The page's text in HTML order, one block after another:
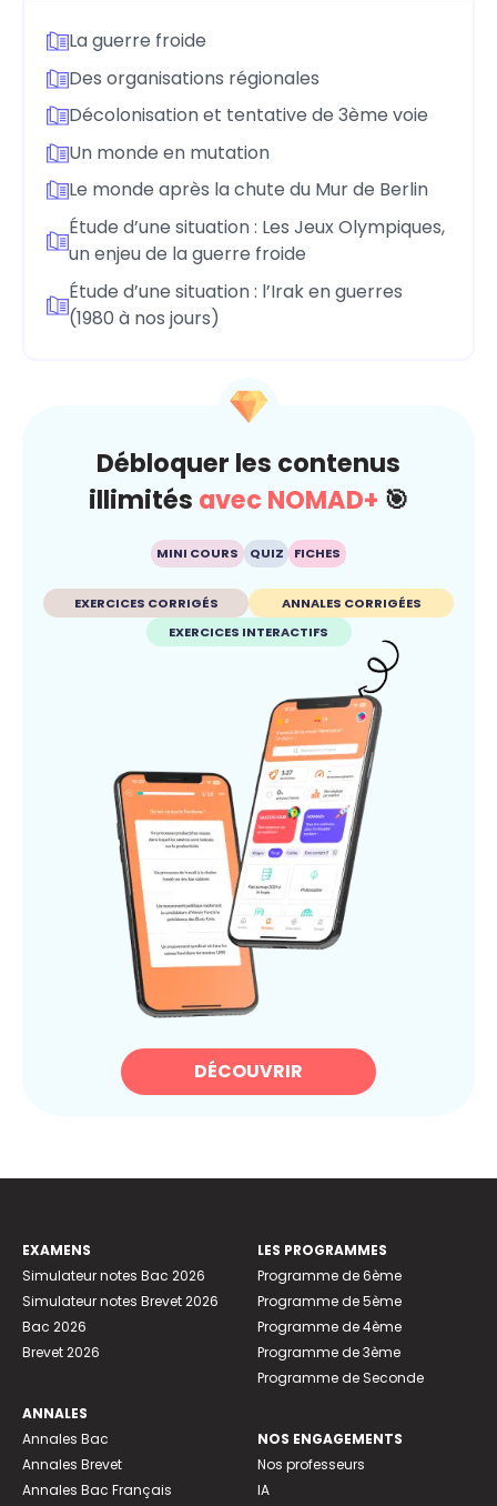
La guerre froide
Des organisations régionales
Décolonisation et tentative de 3ème voie
Un monde en mutation
Le monde après la chute du Mur de Berlin
Étude d’une situation : Les Jeux Olympiques,
un enjeu de la guerre froide
Étude d’une situation : l’Irak en guerres
(1980 à nos jours)
Débloquer les contenus
illimités avec NOMAD+ 🎯
MINI COURS QUIZ FICHES
EXERCICES CORRIGÉS
ANNALES CORRIGÉES
EXERCICES INTERACTIFS
DÉCOUVRIR
EXAMENS
Simulateur notes Bac 2026
Simulateur notes Brevet 2026
Bac 2026
Brevet 2026
ANNALES
Annales Bac
Annales Brevet
Annales Bac Français
LES PROGRAMMES
Programme de 6ème
Programme de 5ème
Programme de 4ème
Programme de 3ème
Programme de Seconde
NOS ENGAGEMENTS
Nos professeurs
IA